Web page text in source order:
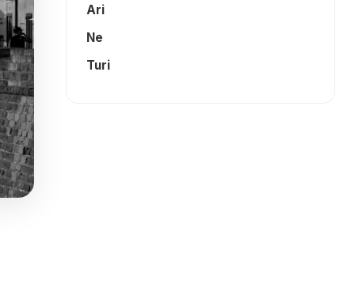
Ari
Ne
Turi